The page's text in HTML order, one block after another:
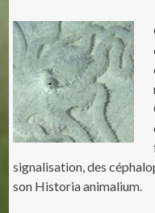
signalisation, des
son Historia animalium.